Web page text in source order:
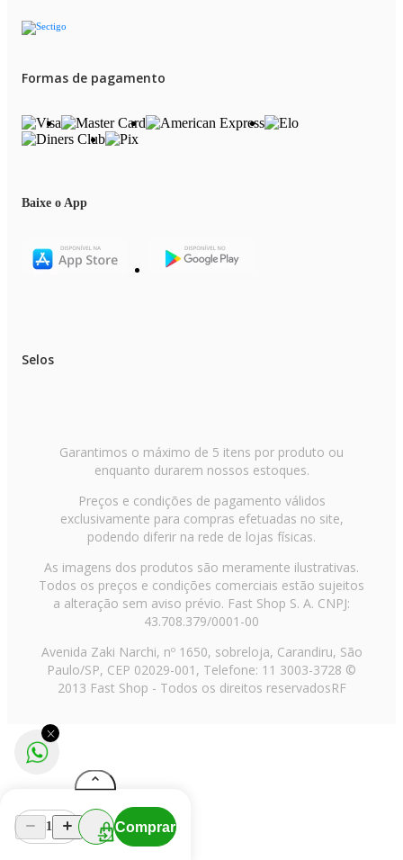
1 Comprar
Formas de pagamento
Baixe o App
Selos
Garantimos o máximo de 5 itens por produto ou
enquanto durarem nossos estoques.
Preços e condições de pagamento válidos
exclusivamente para compras efetuadas no site,
podendo diferir na rede de lojas físicas.
As imagens dos produtos são meramente ilustrativas.
Todos os preços e condições comerciais estão sujeitos
a alteração sem aviso prévio. Fast Shop S. A. CNPJ:
43.708.379/0001-00
Avenida Zaki Narchi, nº 1650, sobreloja, Carandiru, São
Paulo/SP, CEP 02029-001, Telefone: 11 3003-3728 ©
2013 Fast Shop - Todos os direitos reservadosRF